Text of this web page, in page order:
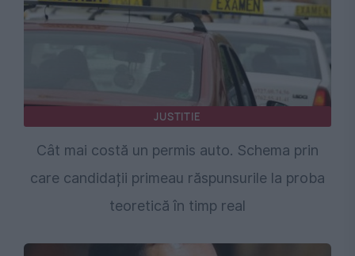
JUSTITIE
Cât mai costă un permis auto. Schema prin
care candidații primeau răspunsurile la proba
teoretică în timp real